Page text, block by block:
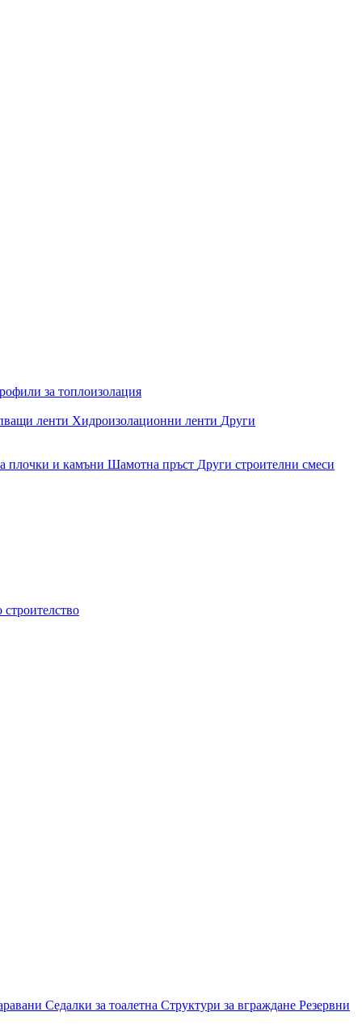
за топлоизолация
ленти Хидроизолационни ленти Други
плочки и камъни Шамотна пръст Други строителни смеси
строителство
Седалки за тоалетна Структури за вграждане Резервни